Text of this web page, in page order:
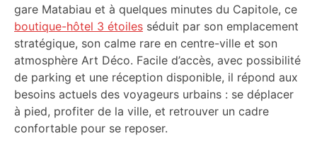
gare Matabiau et à quelques minutes du Capitole, ce
boutique-hôtel 3 étoiles séduit par son emplacement
stratégique, son calme rare en centre-ville et son
atmosphère Art Déco. Facile d’accès, avec possibilité
de parking et une réception disponible, il répond aux
besoins actuels des voyageurs urbains : se déplacer
à pied, profiter de la ville, et retrouver un cadre
confortable pour se reposer.